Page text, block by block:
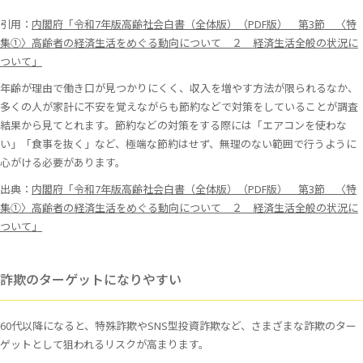
引用： 内閣府「令和7年版高齢社会白書（全体版）（PDF版） 第3節 〈特
集①〉高齢者の経済生活をめぐる動向について ２ 経済生活全般の状況に
ついて」
年齢が理由で働き口が見つかりにくく、収入を増やす方法が限られるなか、
多くの人が家計に不安を覚えながらも節約などで対策をしていることが調査
結果から見てとれます。節約などの対策をする際には「エアコンを使わな
い」「食事を抜く」など、極端な節約はせず、無理のない範囲で行うように
心がける必要があります。
出典： 内閣府「令和7年版高齢社会白書（全体版）（PDF版） 第3節 〈特
集①〉高齢者の経済生活をめぐる動向について ２ 経済生活全般の状況に
ついて」
詐欺のターゲットになりやすい
60代以降になると、特殊詐欺やSNS型投資詐欺など、さまざまな詐欺のター
ゲットとして狙われるリスクが高まります。